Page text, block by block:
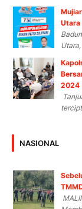
Utara
2024
NASIONAL